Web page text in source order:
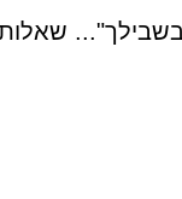
שאלות, הדרכה ויעוץ